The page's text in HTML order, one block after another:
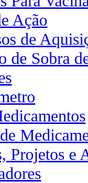
Ação
de
de Sobra
Projetos e